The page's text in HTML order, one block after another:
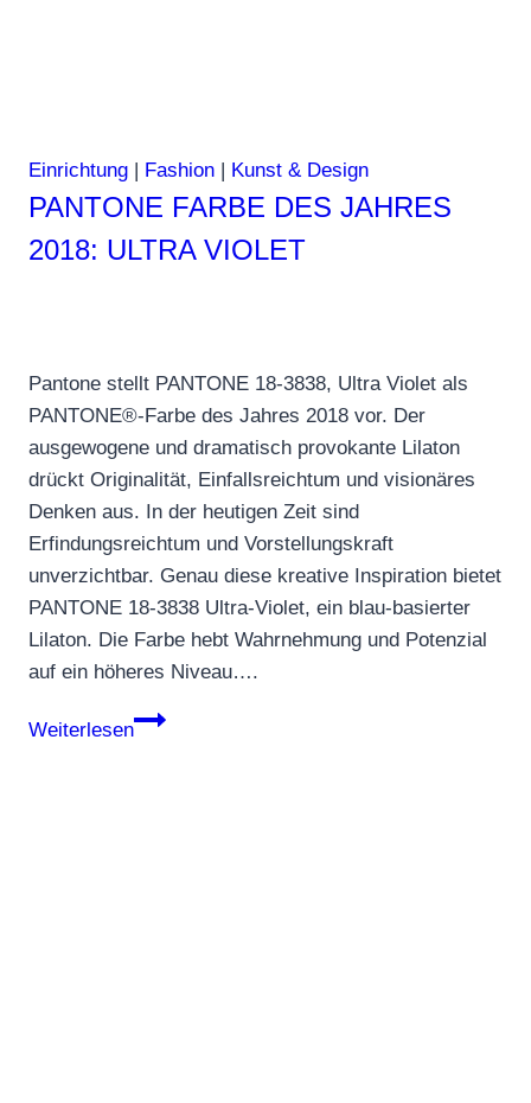
Einrichtung | Fashion | Kunst & Design
PANTONE FARBE DES JAHRES
2018: ULTRA VIOLET
Pantone stellt PANTONE 18-3838, Ultra Violet als
PANTONE®-Farbe des Jahres 2018 vor. Der
ausgewogene und dramatisch provokante Lilaton
drückt Originalität, Einfallsreichtum und visionäres
Denken aus. In der heutigen Zeit sind
Erfindungsreichtum und Vorstellungskraft
unverzichtbar. Genau diese kreative Inspiration bietet
PANTONE 18-3838 Ultra-Violet, ein blau-basierter
Lilaton. Die Farbe hebt Wahrnehmung und Potenzial
auf ein höheres Niveau….
Weiterlesen
Pantone